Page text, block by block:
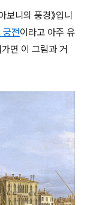
보니의 풍경》입니
궁전이라고 아주 유
면 이 그림과 거